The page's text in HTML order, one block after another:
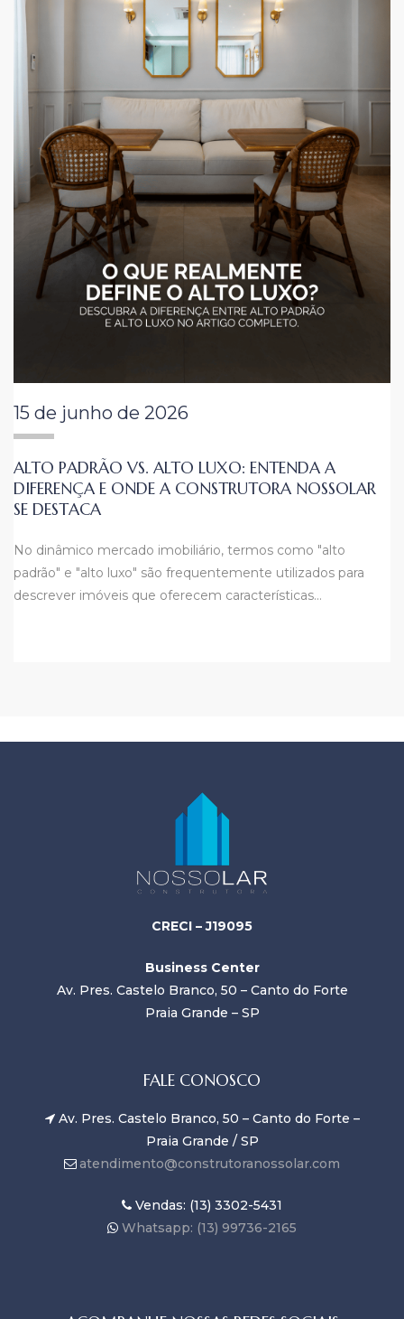
15 de junho de 2026
ALTO PADRÃO VS. ALTO LUXO: ENTENDA A
DIFERENÇA E ONDE A CONSTRUTORA NOSSOLAR
SE DESTACA
No dinâmico mercado imobiliário, termos como "alto
padrão" e "alto luxo" são frequentemente utilizados para
descrever imóveis que oferecem características…
CRECI – J19095
Business Center
Av. Pres. Castelo Branco, 50 – Canto do Forte
Praia Grande – SP
FALE CONOSCO
Av. Pres. Castelo Branco, 50 – Canto do Forte –
Praia Grande / SP
atendimento@construtoranossolar.com
Vendas: (13) 3302-5431
Whatsapp: (13) 99736-2165